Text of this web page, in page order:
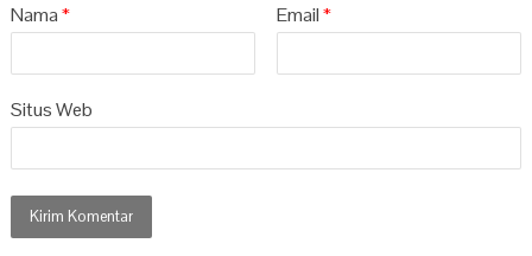
Nama* Email*
Situs Web